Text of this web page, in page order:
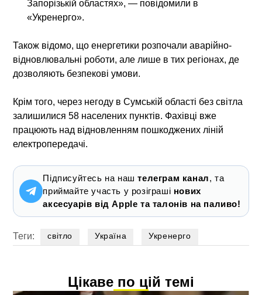
Запорізькій областях», — повідомили в
«Укренерго».
Також відомо, що енергетики розпочали аварійно-
відновлювальні роботи, але лише в тих регіонах, де
дозволяють безпекові умови.
Крім того, через негоду в Сумській області без світла
залишилися 58 населених пунктів. Фахівці вже
працюють над відновленням пошкоджених ліній
електропередачі.
Підписуйтесь на наштелеграм канал, та
приймайте участь у розіграші нових
аксесуарів від Apple та талонів на паливо!
Теги: світло Україна Укренерго
Цікаве по цій темі